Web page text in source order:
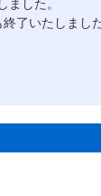
した。
了いたしました